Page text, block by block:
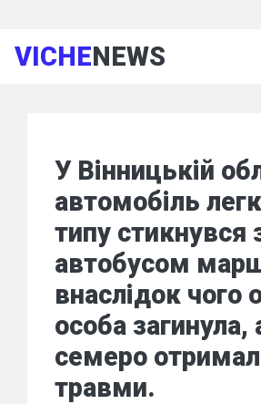
VICHENEWS
У Вінницькій
автомобіль
типу стикнувся
автобусом
внаслідок чого
особа загинула,
семеро
травми.